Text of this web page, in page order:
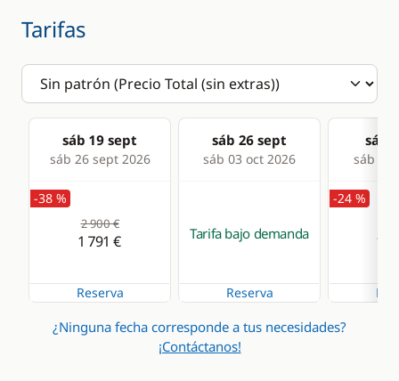
Tarifas
sáb 19 sept
sáb 26 sept 2026
sáb 26 sept
sáb 03 oct 2026
sáb
sáb 10
-38 %
2 900 €
1 791 €
Reserva
Tarifa bajo demanda
Reserva
-24 %
1
¿Ninguna fecha corresponde a tus necesidades?
¡Contáctanos!